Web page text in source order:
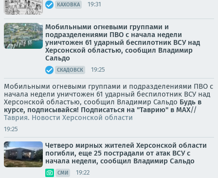
КАХОВКА 19:31
Мобильными огневыми группами и
подразделениями ПВО с начала недели
уничтожен 61 ударный беспилотник ВСУ над
Херсонской областью, сообщил Владимир
Сальдо
СКАДОВСК 19:25
Мобильными огневыми группами и подразделениями ПВО с
начала недели уничтожен 61 ударный беспилотник ВСУ над
Херсонской областью, сообщил Владимир Сальдо Будь в
курсе, подписывайся! Подписаться на "Таврию" в MAX//
Таврия. Новости Херсонской области
19:25
Четверо мирных жителей Херсонской области
погибли, еще 25 пострадали от атак ВСУ с
начала недели, сообщил Владимир Сальдо
СМИ 19:22